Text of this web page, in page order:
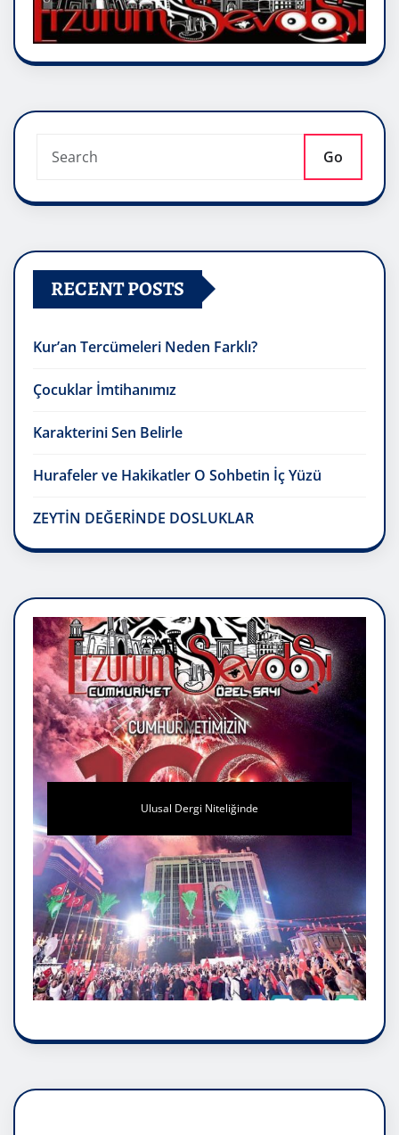
Go
RECENT POSTS
Kur’an Tercümeleri Neden Farklı?
Çocuklar İmtihanımız
Karakterini Sen Belirle
Hurafeler ve Hakikatler O Sohbetin İç Yüzü
ZEYTİN DEĞERİNDE DOSLUKLAR
Ulusal Dergi Niteliğinde